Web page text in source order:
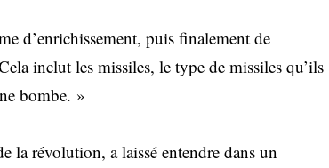
d’enrichissement, puis finalement de
inclut les missiles, le type de missiles qu’ils
bombe. »
la révolution, a laissé entendre dans un